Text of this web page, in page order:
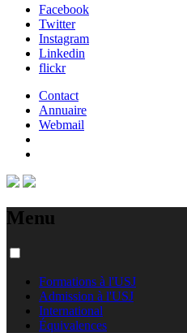
Facebook
Twitter
Instagram
Linkedin
flickr
Contact
Annuaire
Webmail
Menu
Formations à l'USJ
Admission à l'USJ
International
Équivalences